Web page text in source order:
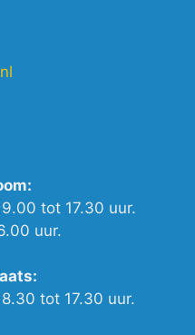
tot 17.30 uur.
uur.
tot 17.30 uur.